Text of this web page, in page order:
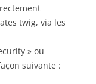
twig, via les
» ou
suivante :